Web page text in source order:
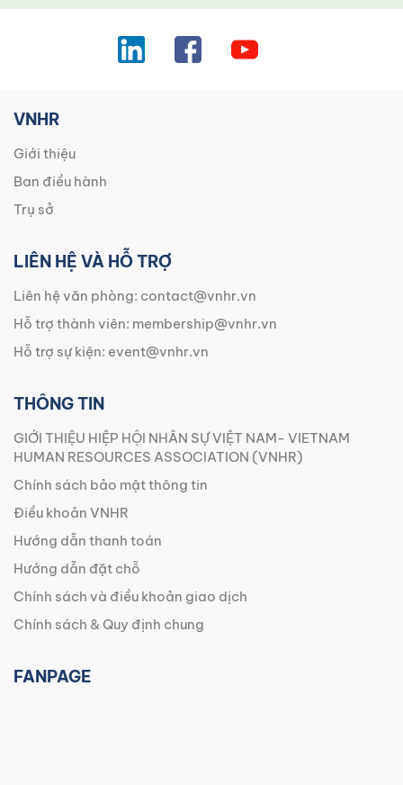
VNHR
Giới thiệu
Ban điều hành
Trụ sở
LIÊN HỆ VÀ HỖ TRỢ
Liên hệ văn phòng: contact@vnhr.vn
Hỗ trợ thành viên: membership@vnhr.vn
Hỗ trợ sự kiện: event@vnhr.vn
THÔNG TIN
GIỚI THIỆU HIỆP HỘI NHÂN SỰ VIỆT NAM- VIETNAM
HUMAN RESOURCES ASSOCIATION (VNHR)
Chính sách bảo mật thông tin
Điều khoản VNHR
Hướng dẫn thanh toán
Hướng dẫn đặt chỗ
Chính sách và điều khoản giao dịch
Chính sách & Quy định chung
FANPAGE